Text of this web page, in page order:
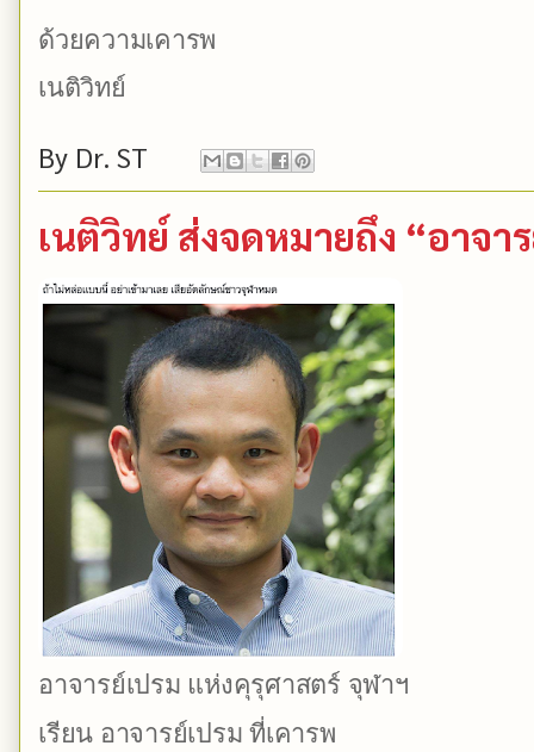
ด้วยความเคารพ
เนติวิทย์
By Dr. ST
เนติวิทย์ ส่งจดหมายถึง “อาจ
​อาจารย์เปรม แห่งคุรุศาสตร์ จุฬาฯ
เรียน อาจารย์เปรม ที่เคารพ